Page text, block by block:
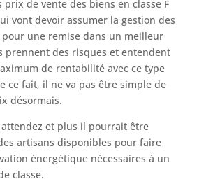
prix de vente des biens en classe F
vont devoir assumer la gestion des
une remise dans un meilleur
prennent des risques et entendent
de rentabilité avec ce type
ce fait, il ne va pas être simple de
désormais.
et plus il pourrait être
artisans disponibles pour faire
énergétique nécessaires à un
classe.